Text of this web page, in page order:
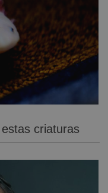
criaturas